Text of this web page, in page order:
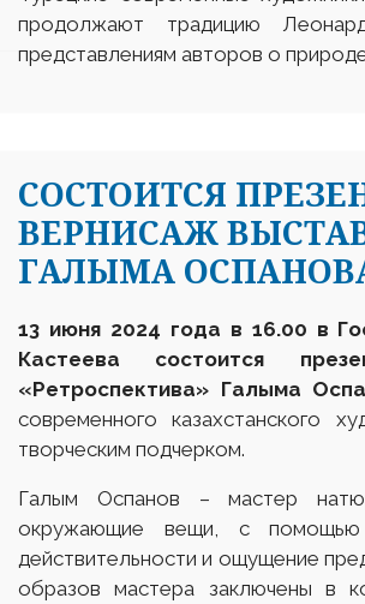
продолжают традицию
представлениям авторов о
СОСТОИТСЯ
ВЕРНИСАЖ
ГАЛЫМА
13 июня 2024 года в 16.00 в
Кастеева состоится
«Ретроспектива» Галыма
современного казахстанского
творческим подчерком.
Галым Оспанов – мастер
окружающие вещи, с
действительности и ощущение
образов мастера заключены в